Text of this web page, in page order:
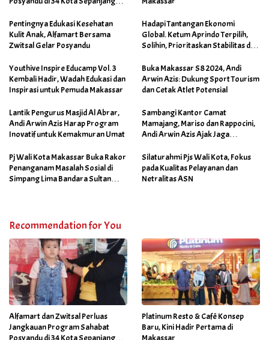
Pentingnya Edukasi Kesehatan
Kulit Anak, Alfamart Bersama
Zwitsal Gelar Posyandu
Hadapi Tantangan Ekonomi
Global. Ketum Aprindo Terpilih,
Solihin, Prioritaskan Stabilitas dan
Youthive Inspire Educamp Vol. 3
Kembali Hadir, Wadah Edukasi dan
Inspirasi untuk Pemuda Makassar
Buka Makassar S8 2024, Andi
Arwin Azis: Dukung Sport Tourism
dan Cetak Atlet Potensial
Lantik Pengurus Masjid Al Abrar,
Andi Arwin Azis Harap Program
Inovatif untuk Kemakmuran Umat
Sambangi Kantor Camat
Mamajang, Mariso dan Rappocini,
Andi Arwin Azis Ajak Jaga
Program Sabtu Bersih
Pj Wali Kota Makassar Buka Rakor
Penanganam Masalah Sosial di
Simpang Lima Bandara Sultan
Silaturahmi Pjs Wali Kota, Fokus
pada Kualitas Pelayanan dan
Netralitas ASN
Recommendation for You
Alfamart dan Zwitsal Perluas
Jangkauan Program Sahabat
Posyandu di 34 Kota Sepanjang
Platinum Resto & Café Konsep
Baru, Kini Hadir Pertama di
Makassar